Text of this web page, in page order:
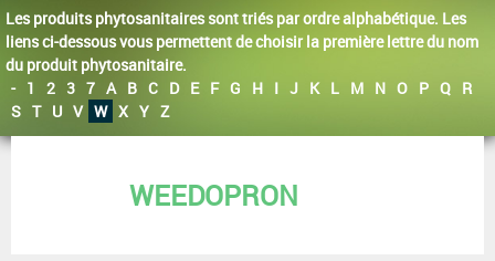
Les produits phytosanitaires sont triés par ordre alphabétique. Les
liens ci-dessous vous permettent de choisir la première lettre du nom
du produit phytosanitaire.
- 1 2 3 7 A B C D E F G H I J K L M N O P Q R
S T U V W X Y Z
WEEDOPRON